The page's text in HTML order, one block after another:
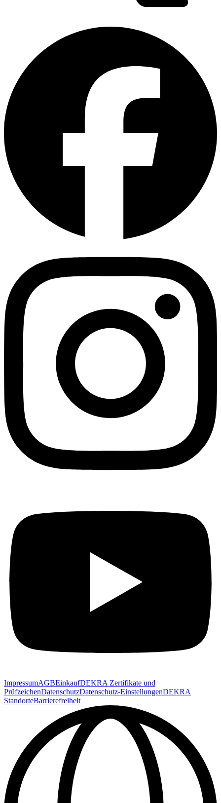
ImpressumAGBEinkaufDEKRA Zertifikate und
PrüfzeichenDatenschutzDatenschutz-EinstellungenDEKRA
StandorteBarrierefreiheit